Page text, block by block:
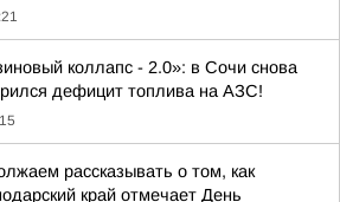
коллапс - 2.0»: в Сочи снова
дефицит топлива на АЗС!
рассказывать о том, как
край отмечает День